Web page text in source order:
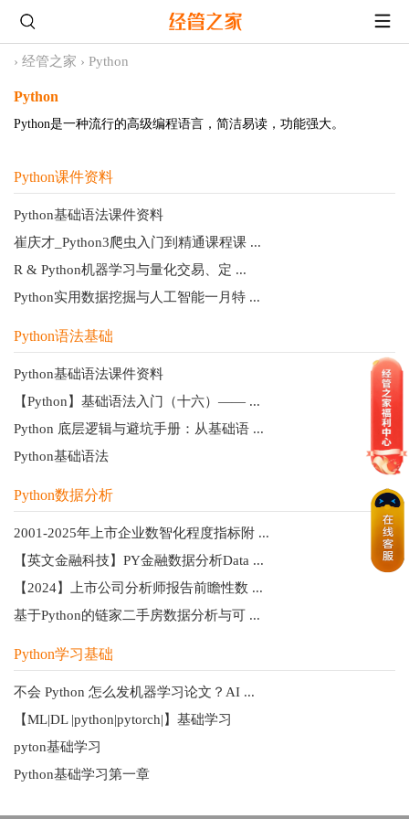
› 经管之家 › Python
Python
Python是一种流行的高级编程语言，简洁易读，功能强大。
Python课件资料
Python基础语法课件资料
崔庆才_Python3爬虫入门到精通课程课 ...
R & Python机器学习与量化交易、定 ...
Python实用数据挖掘与人工智能一月特 ...
Python语法基础
Python基础语法课件资料
【Python】基础语法入门（十六）—— ...
Python 底层逻辑与避坑手册：从基础语 ...
Python基础语法
Python数据分析
2001-2025年上市企业数智化程度指标附 ...
【英文金融科技】PY金融数据分析Data ...
【2024】上市公司分析师报告前瞻性数 ...
基于Python的链家二手房数据分析与可 ...
Python学习基础
不会 Python 怎么发机器学习论文？AI ...
【ML|DL |python|pytorch|】基础学习
pyton基础学习
Python基础学习第一章